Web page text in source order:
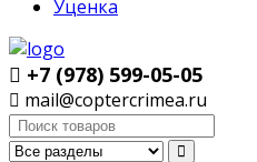
Уценка
+7 (978) 599-05-05
mail@coptercrimea.ru
Поиск: